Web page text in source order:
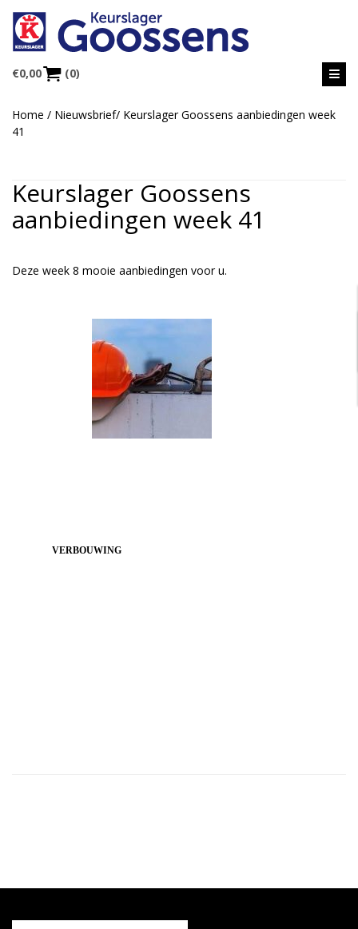
€0,00 (0)
Home / Nieuwsbrief/ Keurslager Goossens aanbiedingen week
41
Keurslager Goossens
aanbiedingen week 41
Deze week 8 mooie aanbiedingen voor u.
VERBOUWING